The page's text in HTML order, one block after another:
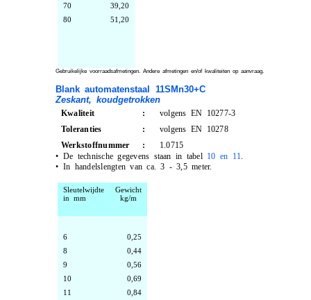
70
39,20
80
51,20
Gebruikelijke voorraadsafmetingen. Andere afmetingen en/of kwaliteiten op aanvraag.
Blank automatenstaal 11SMn30+C
Zeskant, koudgetrokken
Kwaliteit :
volgens EN 10277-3
Toleranties
:
volgens EN 10278
Werkstoffnummer
:
1.0715
• De technische gegevens staan in tabel 10 en 11.
• In handelslengten van ca. 3 - 3,5 meter.
Sleutelwijdte
in mm
Gewicht
kg/m
6
0,25
8
0,44
9
0,56
10
0,69
11
0,84